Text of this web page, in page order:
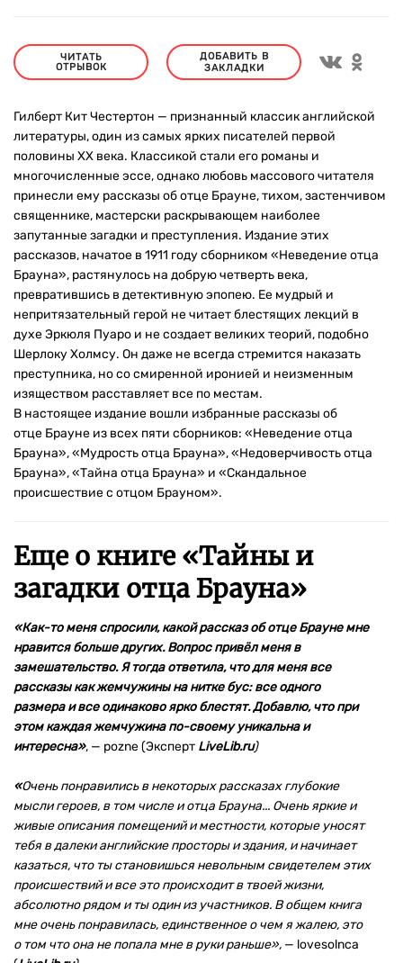
ЧИТАТЬ
ОТРЫВОК
ДОБАВИТЬ В
ЗАКЛАДКИ
Гилберт Кит Честертон — признанный классик английской
литературы, один из самых ярких писателей первой
половины XX века. Классикой стали его романы и
многочисленные эссе, однако любовь массового читателя
принесли ему рассказы об отце Брауне, тихом, застенчивом
священнике, мастерски раскрывающем наиболее
запутанные загадки и преступления. Издание этих
рассказов, начатое в 1911 году сборником «Неведение отца
Брауна», растянулось на добрую четверть века,
превратившись в детективную эпопею. Ее мудрый и
непритязательный герой не читает блестящих лекций в
духе Эркюля Пуаро и не создает великих теорий, подобно
Шерлоку Холмсу. Он даже не всегда стремится наказать
преступника, но со смиренной иронией и неизменным
изяществом расставляет все по местам.
В настоящее издание вошли избранные рассказы об
отце Брауне из всех пяти сборников: «Неведение отца
Брауна», «Мудрость отца Брауна», «Недоверчивость отца
Брауна», «Тайна отца Брауна» и «Скандальное
происшествие с отцом Брауном».
Еще о книге «Тайны и
загадки отца Брауна»
«Как-то меня спросили, какой рассказ об отце Брауне мне
нравится больше других. Вопрос привёл меня в
замешательство. Я тогда ответила, что для меня все
рассказы как жемчужины на нитке бус: все одного
размера и все одинаково ярко блестят. Добавлю, что при
этом каждая жемчужина по-своему уникальна и
интересна», — pozne (Эксперт LiveLib.ru)
«Очень понравились в некоторых рассказах глубокие
мысли героев, в том числе и отца Брауна... Очень яркие и
живые описания помещений и местности, которые уносят
тебя в далеки английские просторы и здания, и начинает
казаться, что ты становишься невольным свидетелем этих
происшествий и все это происходит в твоей жизни,
абсолютно рядом и ты один из участников. В общем книга
мне очень понравилась, единственное о чем я жалею, это
о том что она не попала мне в руки раньше», — lovesolnca